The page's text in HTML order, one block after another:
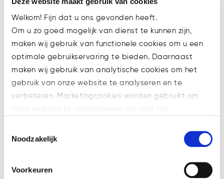
Welkom! Fijn dat u ons gevonden heeft.
Om u zo goed mogelijk van dienst te kunnen zijn,
maken wij gebruik van functionele cookies om u een
optimale gebruikservaring te bieden. Daarnaast
maken wij gebruik van analytische cookies om het
gebruik van onze website te analyseren en te
verbeteren. Marketingcookies worden gebruikt om
Welke cookies wij gebruiken, ziet u in de cookiebalk
hieronder. Mocht u meer informatie willen over onze
op: https://watsonlaw.nl/privacy/
Noodzakelijk
Voorkeuren
Zina joins the Watsonlaw team!
Filter categorie
Filter
categorie
Zoeken